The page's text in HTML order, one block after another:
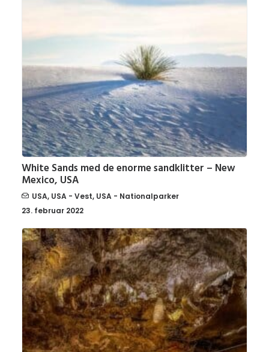
White Sands med de enorme sandklitter – New
Mexico, USA
USA, USA - Vest, USA - Nationalparker
23. februar 2022